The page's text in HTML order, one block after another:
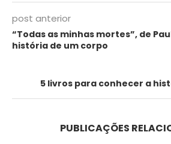
post anterior
“Todas as minhas mortes”, de
história de um corpo
5 livros para conhecer a
PUBLICAÇÕES